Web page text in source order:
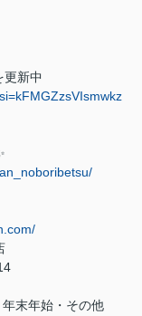
更新中
年末年始・その他